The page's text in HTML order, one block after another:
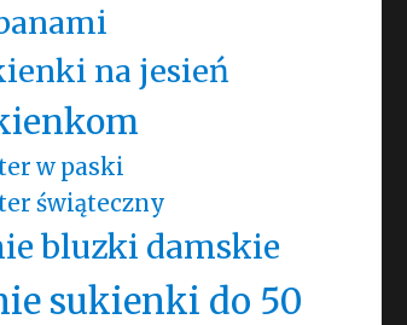
na jesień
w paski
świąteczny
bluzki damskie
sukienki do 50